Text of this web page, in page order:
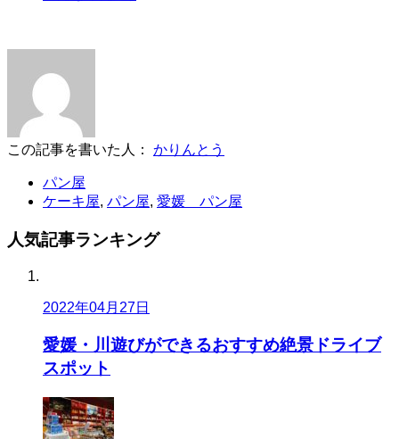
この記事を書いた人： かりんとう
パン屋
ケーキ屋, パン屋, 愛媛 パン屋
人気記事ランキング
2022年04月27日
愛媛・川遊びができるおすすめ絶景ドライブ
スポット